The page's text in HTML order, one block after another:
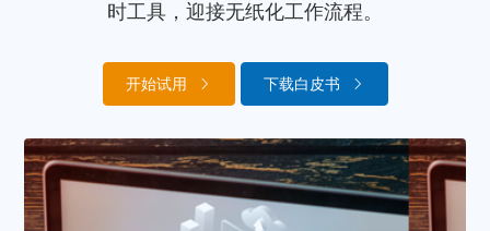
时工具，迎接无纸化工作流程。
开始试用 下载白皮书